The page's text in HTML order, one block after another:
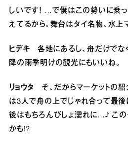
しいです！ …で僕はこの勢いに乗
えてるから。舞台はタイ名物、水上マ
ヒデキ 各地にあるし、舟だけでな
降の雨季明けの観光にもいいね。
リョウタ そ、だからマーケットの
は3人で舟の上でじゃれ合って最後
後はもちろんびしょ濡れに…♪ こ
かも!?